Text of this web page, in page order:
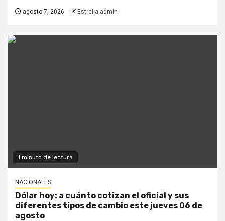
agosto 7, 2026 Estrella admin
1 minuto de lectura
NACIONALES
Dólar hoy: a cuánto cotizan el oficial y sus
diferentes tipos de cambio este jueves 06 de
agosto